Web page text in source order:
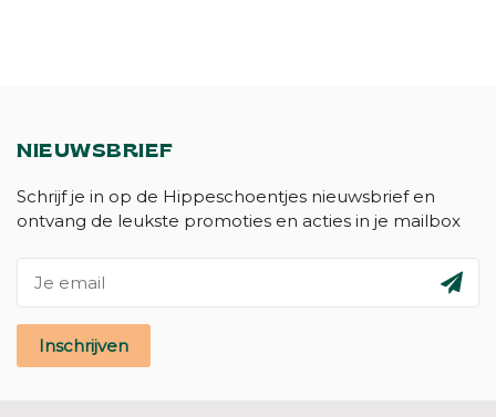
NIEUWSBRIEF
Schrijf je in op de Hippeschoentjes nieuwsbrief en
ontvang de leukste promoties en acties in je mailbox
Inschrijven